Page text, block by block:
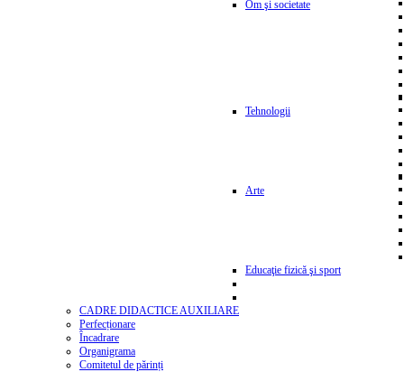
Om şi societate
Tehnologii
Arte
Educaţie fizică şi sport
CADRE DIDACTICE AUXILIARE
Perfecționare
Încadrare
Organigrama
Comitetul de părinți